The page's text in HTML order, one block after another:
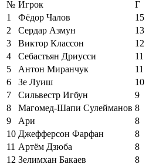
№ Игрок
Г
1
Фёдор Чалов
15
2
Сердар Азмун
13
3
Виктор Классон
12
4
Себастьян Дриусси
11
5
Антон Миранчук
11
6
Зе Луиш
10
7
Сильвестр Игбун
9
8
Магомед-Шапи Сулейманов 8
9
Ари
8
10 Джефферсон Фарфан
8
11 Артём Дзюба
8
12 Зелимхан Бакаев
8